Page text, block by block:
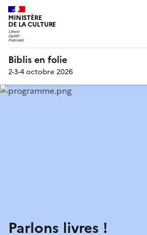
MINISTÈRE
DE LA CULTURE
Biblis en folie
2-3-4 octobre 2026
Parlons livres !